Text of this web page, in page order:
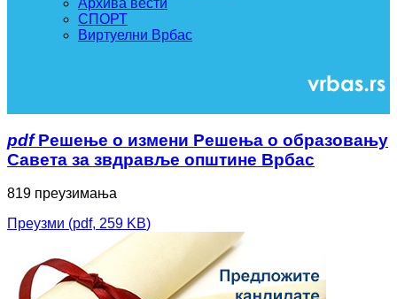
Архива вести
СПОРТ
Виртуелни Врбас
pdf Решење о измени Решења о образовању
Савета за звдравље општине Врбас
819 преузимања
Преузми (pdf, 259 KB)